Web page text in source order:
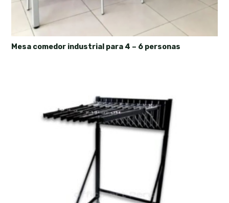
Mesa comedor industrial para 4 – 6 personas